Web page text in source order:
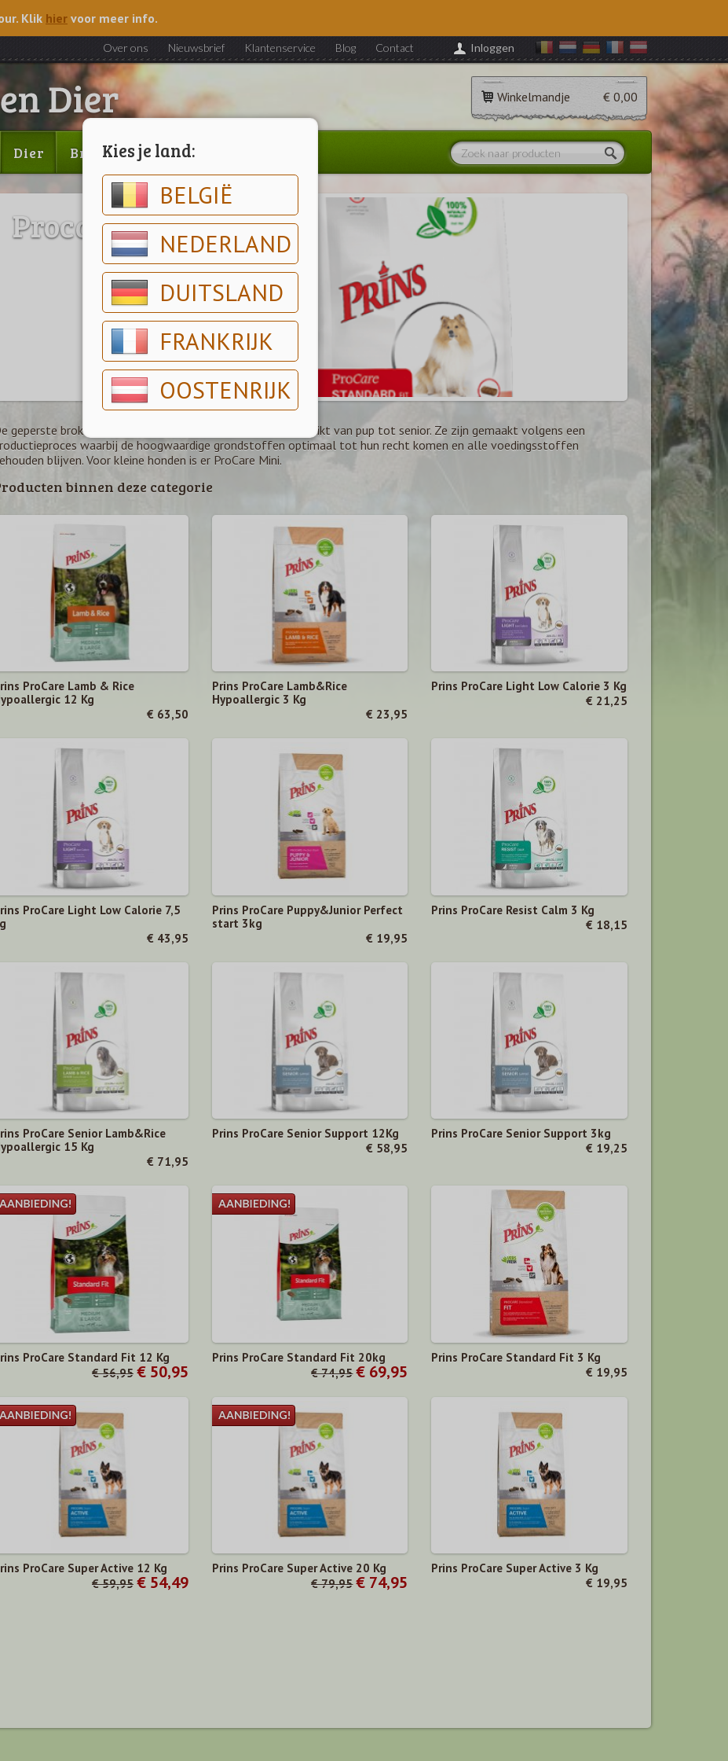
Kies je land:
BELGIË
NEDERLAND
DUITSLAND
FRANKRIJK
OOSTENRIJK
Klik hier voor meer info.
Over ons Nieuwsbrief Klantenservice Blog Contact Inloggen
Winkelmandje € 0,00
Dier Brood & gebak
Procare
geperste brokvoedingen uit de Prins ProCare-lijn zijn geschikt van pup tot senior. Ze zijn gemaakt volgens een
waarbij de hoogwaardige grondstoffen optimaal tot hun recht komen en alle voedingsstoffen
blijven. Voor kleine honden is er ProCare Mini.
binnen deze categorie
ProCare Lamb & Rice
12 Kg
€ 63,50
Prins ProCare Lamb&Rice
Hypoallergic 3 Kg
€ 23,95
Prins ProCare Light Low Calorie 3 Kg
€ 21,25
ProCare Light Low Calorie 7,5
€ 43,95
Prins ProCare Puppy&Junior Perfect
start 3kg
€ 19,95
Prins ProCare Resist Calm 3 Kg
€ 18,15
ProCare Senior Lamb&Rice
15 Kg
€ 71,95
Prins ProCare Senior Support 12Kg
€ 58,95
Prins ProCare Senior Support 3kg
€ 19,25
ProCare Standard Fit 12 Kg
€ 56,95 € 50,95
Prins ProCare Standard Fit 20kg
€ 74,95 € 69,95
Prins ProCare Standard Fit 3 Kg
€ 19,95
ProCare Super Active 12 Kg
€ 59,95 € 54,49
Prins ProCare Super Active 20 Kg
€ 79,95 € 74,95
Prins ProCare Super Active 3 Kg
€ 19,95